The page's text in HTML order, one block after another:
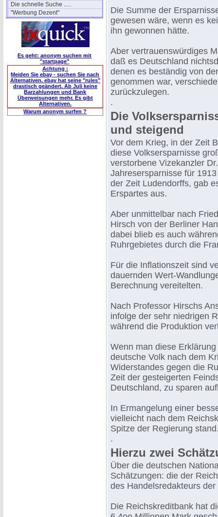
Die schnelle Suche .....
"Werbung Dezent"
Es geht: anonym suchen mit
"startpage"
Achtung :
Meiden Sie ebay - suchen Sie nach
Alternativen. ebay hat seine "rules"
drastisch geändert. Ab Juli keine
Barzahlungen und Bank
Überweisungen mehr. Es gibt
Alternativen.
Warum anonym surfen ?
Die Summe der
gewesen wäre, wenn es
ihn gewonnen hätte.
Aber vertrauenswürdiges
daß es Deutschland
denen es beständig von
genommen war,
zurückzulegen.
.
Die
und steigend
Vor dem Krieg, in der Zeit
diese Volksersparnisse
verstorbene Vizekanzler
Jahresersparnisse für
der Zeit Ludendorffs, gab
Erspartes aus.
Aber unmittelbar nach
Hirsch von der Berliner
dabei blieb es auch
Ruhrgebietes durch die
Für die Inflationszeit sind
dauernden Wert-
Berechnung vereitelten.
Nach Professor Hirschs
infolge der sehr niedrigen
während die Produktion
Wenn man diese
deutsche Volk nach dem
Widerstandes gegen die
Zeit der gesteigerten
Deutschland, zu sparen
In Ermangelung einer
vielleicht nach dem
Spitze der Regierung
.
Hierzu zwei
Über die deutschen
Schätzungen: die der
des Handelsredakteurs
Die Reichskreditbank hat